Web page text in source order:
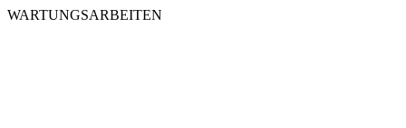
WARTUNGSARBEITEN